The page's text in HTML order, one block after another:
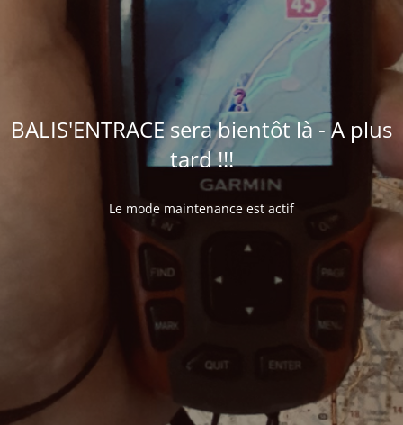
BALIS'ENTRACE sera bientôt là - A plus
tard !!!
Le mode maintenance est actif